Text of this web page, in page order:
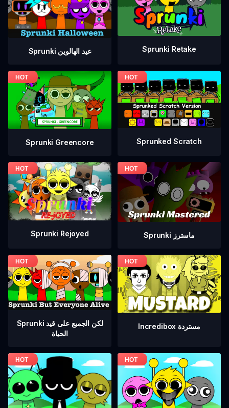
Sprunki عيد الهالوين Sprunki Retake
Sprunki Greencore Sprunked Scratch
Sprunki Rejoyed Sprunki ماسترز
Sprunki لكن الجميع على قيد
الحياة
Incredibox مستردة